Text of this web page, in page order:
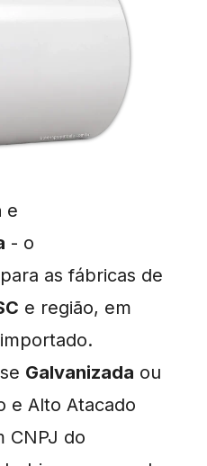
e
- o
as fábricas de
e região, em
Galvanizada ou
e Alto Atacado
CNPJ do